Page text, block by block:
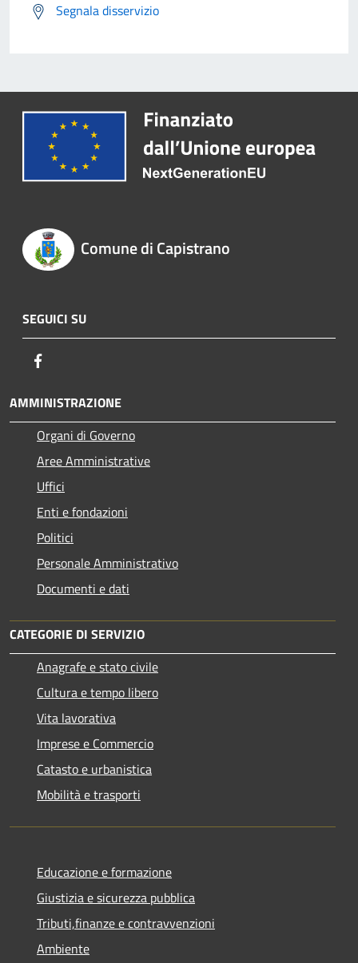
Segnala disservizio
Comune di Capistrano
SEGUICI SU
AMMINISTRAZIONE
Organi di Governo
Aree Amministrative
Uffici
Enti e fondazioni
Politici
Personale Amministrativo
Documenti e dati
CATEGORIE DI SERVIZIO
Anagrafe e stato civile
Cultura e tempo libero
Vita lavorativa
Imprese e Commercio
Catasto e urbanistica
Mobilità e trasporti
Educazione e formazione
Giustizia e sicurezza pubblica
Tributi,finanze e contravvenzioni
Ambiente